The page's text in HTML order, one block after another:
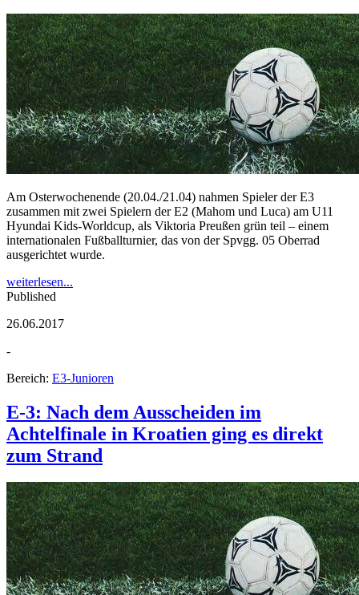
Am Osterwochenende (20.04./21.04) nahmen Spieler der E3
zusammen mit zwei Spielern der E2 (Mahom und Luca) am U11
Hyundai Kids-Worldcup, als Viktoria Preußen grün teil – einem
internationalen Fußballturnier, das von der Spvgg. 05 Oberrad
ausgerichtet wurde.
weiterlesen...
Published
26.06.2017
-
Bereich: E3-Junioren
E-3: Nach dem Ausscheiden im
Achtelfinale in Kroatien ging es direkt
zum Strand